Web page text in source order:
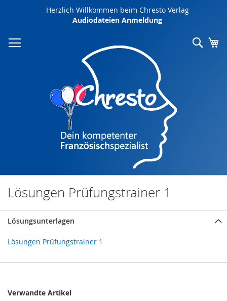
Herzlich Willkommen beim Chresto Verlag
Audiodateien Anmeldung
Lösungen Prüfungstrainer 1
Lösungsunterlagen
Lösungen Prüfungstrainer 1
Verwandte Artikel